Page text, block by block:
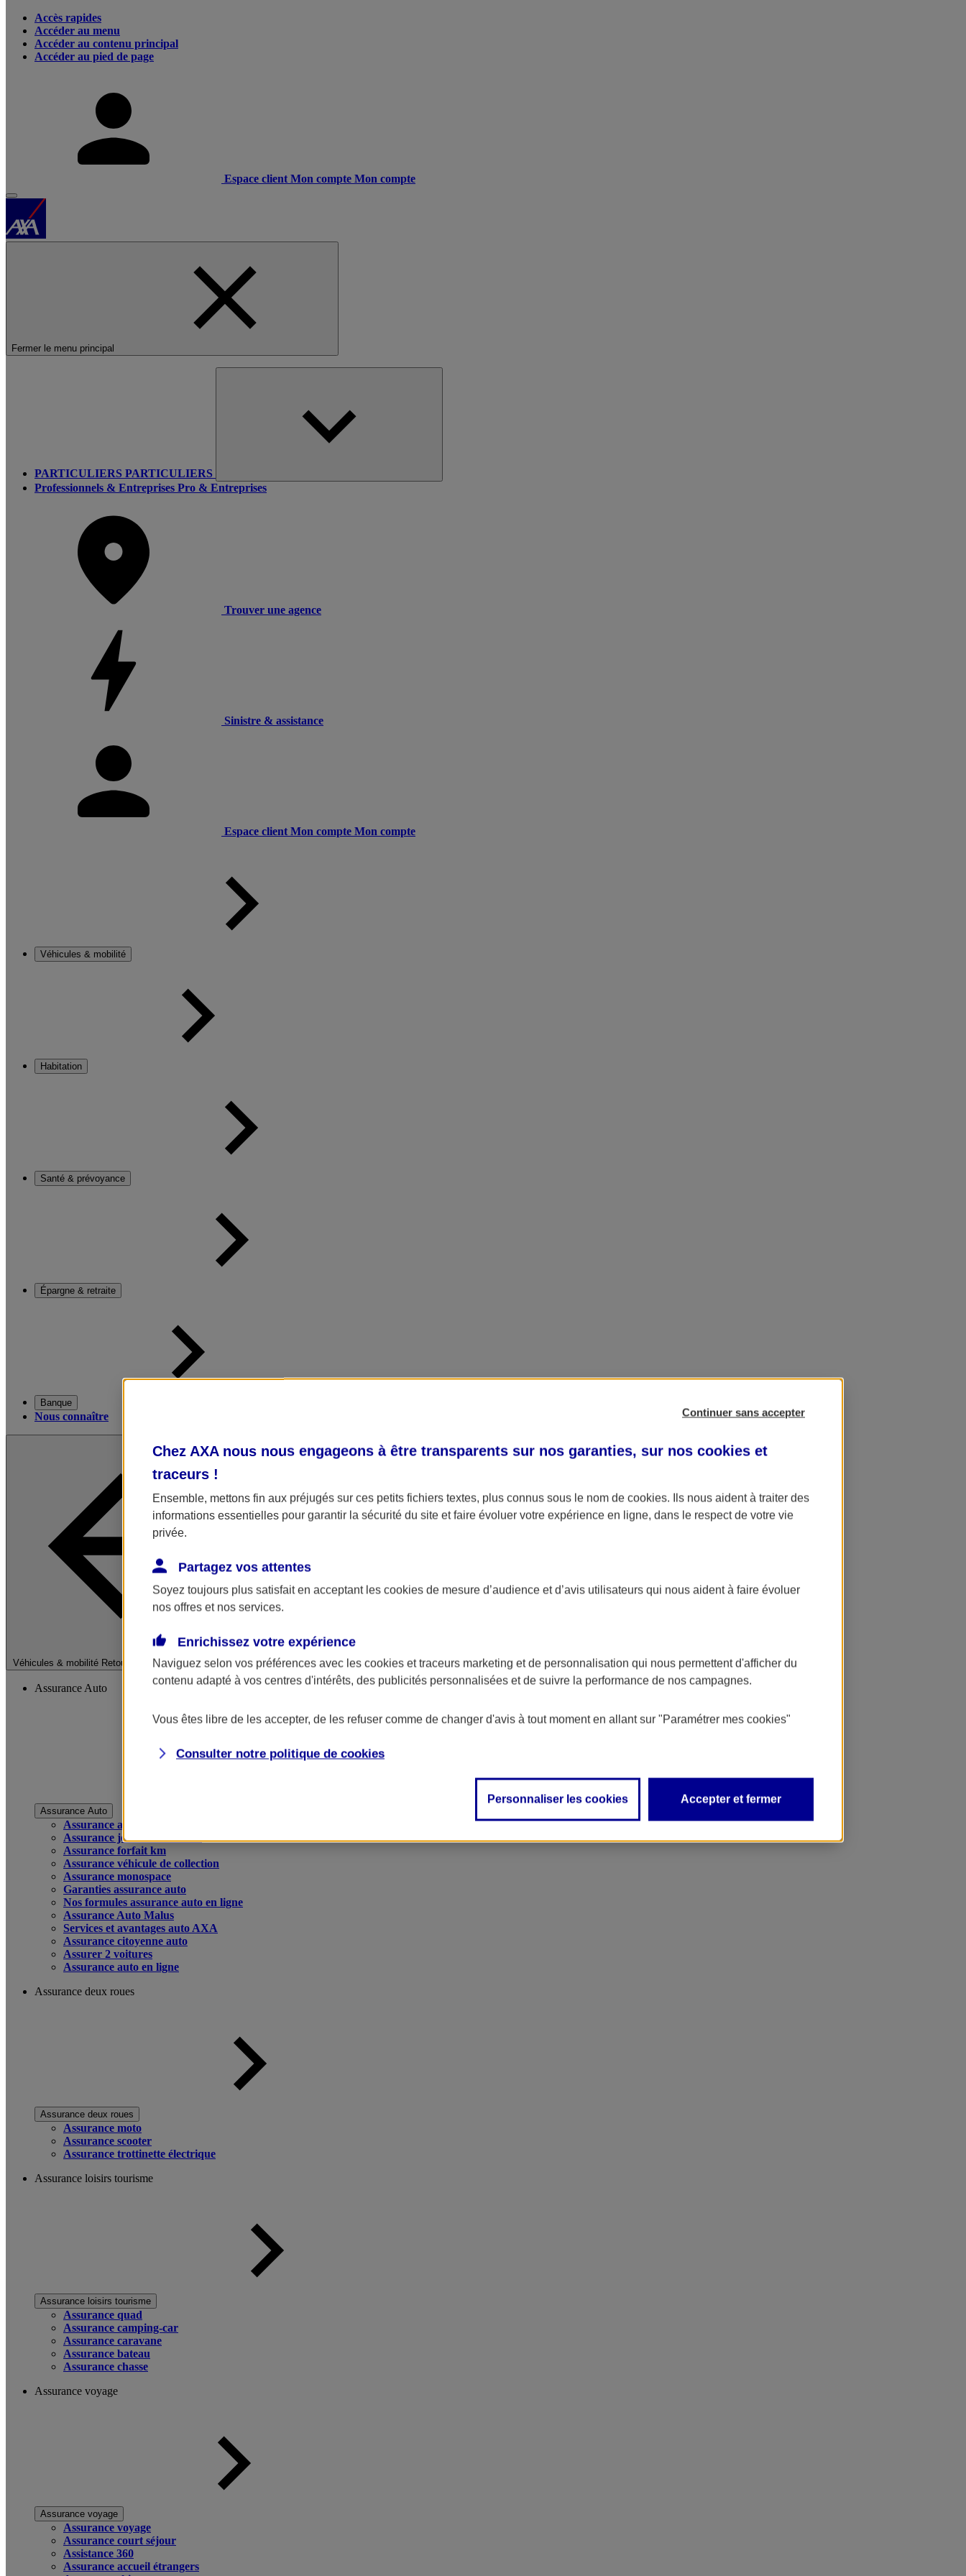
Accès rapides
Accéder au menu
Accéder au contenu principal
Accéder au pied de page
Espace client Mon compte Mon compte
Fermer le menu principal
PARTICULIERS PARTICULIERS
Professionnels & Entreprises Pro & Entreprises
Trouver une agence
Sinistre & assistance
Espace client Mon compte Mon compte
Véhicules & mobilité
Habitation
Santé & prévoyance
Épargne & retraite
Banque
Nous connaître
Véhicules & mobilité Retour à la section précédente
Fermer le menu principal
Assurance Auto
Assurance Auto
Assurance auto
Assurance jeune conducteur
Assurance forfait km
Assurance véhicule de collection
Assurance monospace
Garanties assurance auto
Nos formules assurance auto en ligne
Assurance Auto Malus
Services et avantages auto AXA
Assurance citoyenne auto
Assurer 2 voitures
Assurance auto en ligne
Assurance deux roues
Assurance deux roues
Assurance moto
Assurance scooter
Assurance trottinette électrique
Assurance loisirs tourisme
Assurance loisirs tourisme
Assurance quad
Assurance camping-car
Assurance caravane
Assurance bateau
Assurance chasse
Assurance voyage
Assurance voyage
Assurance voyage
Assurance court séjour
Assistance 360
Assurance accueil étrangers
Continuer sans accepter
Chez AXA nous nous engageons à être transparents sur nos garanties, sur nos cookies et
traceurs !
Ensemble, mettons fin aux préjugés sur ces petits fichiers textes, plus connus sous le nom de cookies. Ils nous aident à traiter des
informations essentielles pour garantir la sécurité du site et faire évoluer votre expérience en ligne, dans le respect de votre vie
privée.
Partagez vos attentes
Soyez toujours plus satisfait en acceptant les cookies de mesure d’audience et d’avis utilisateurs qui nous aident à faire évoluer
nos offres et nos services.
Enrichissez votre expérience
Naviguez selon vos préférences avec les cookies et traceurs marketing et de personnalisation qui nous permettent d'afficher du
contenu adapté à vos centres d'intérêts, des publicités personnalisées et de suivre la performance de nos campagnes.
Vous êtes libre de les accepter, de les refuser comme de changer d'avis à tout moment en allant sur "Paramétrer mes cookies"
Consulter notre politique de cookies
Personnaliser les cookies Accepter et fermer